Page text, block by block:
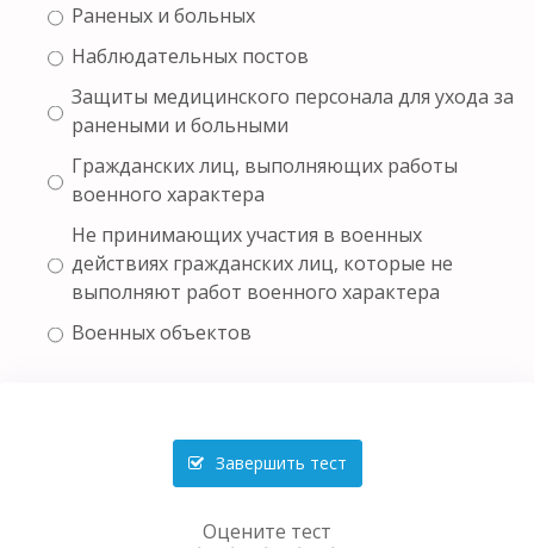
Раненых и больных
Наблюдательных постов
Защиты медицинского персонала для ухода за
ранеными и больными
Гражданских лиц, выполняющих работы
военного характера
Не принимающих участия в военных
действиях гражданских лиц, которые не
выполняют работ военного характера
Военных объектов
Завершить тест
Оцените тест